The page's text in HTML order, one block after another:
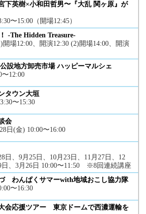
下英樹×小和田哲男〜『大乱 関ヶ原』が
〜15:00（開場12:45）
-The Hidden Treasure-
開場12:00、開演12:30 (2)開場14:00、開演
設地方卸売市場 ハッピーマルシェ
12:00
タウン大垣
〜15:30
会
日(金) 10:00〜16:00
日、9月25日、10月23日、11月27日、12
日、3月26日 10:00〜11:50 ※8回連続講座
わんぱくサマーwith地域おこし協力隊
〜16:30
会応援ツアー 東京ドームで西濃運輸を